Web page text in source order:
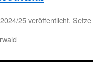
25veröffentlicht.